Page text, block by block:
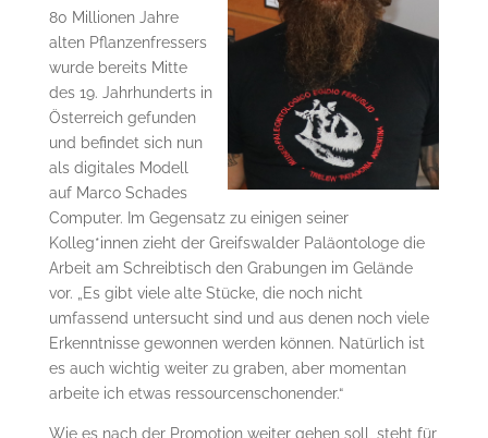
80 Millionen Jahre
alten Pflanzenfressers
wurde bereits Mitte
des 19. Jahrhunderts in
Österreich gefunden
und befindet sich nun
als digitales Modell
auf Marco Schades
Computer. Im Gegensatz zu einigen seiner
Kolleg*innen zieht der Greifswalder Paläontologe die
Arbeit am Schreibtisch den Grabungen im Gelände
vor. „Es gibt viele alte Stücke, die noch nicht
umfassend untersucht sind und aus denen noch viele
Erkenntnisse gewonnen werden können. Natürlich ist
es auch wichtig weiter zu graben, aber momentan
arbeite ich etwas ressourcenschonender.“
Wie es nach der Promotion weiter gehen soll, steht für